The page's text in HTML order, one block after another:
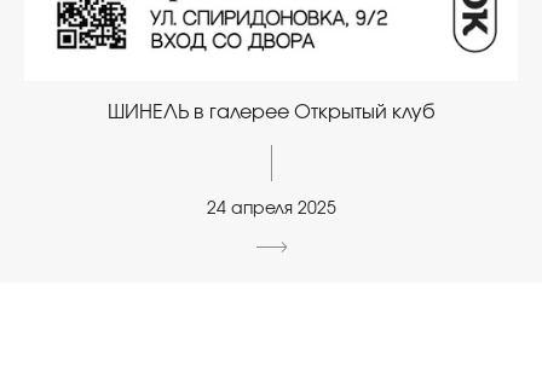
ШИНЕЛЬ в галерее Открытый клуб
24 апреля 2025